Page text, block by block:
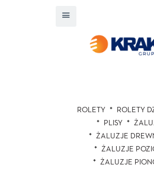
ROLETY
ROLETY
PLISY
ŻALUZJE
ŻALUZJE
ŻALUZJE